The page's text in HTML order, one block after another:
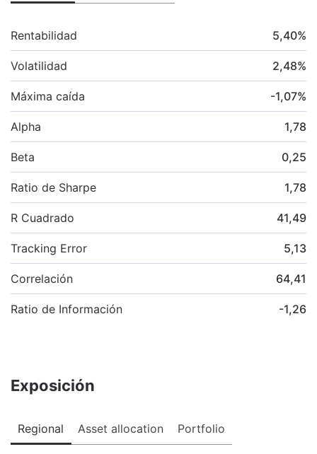
Rentabilidad 5,40%
Volatilidad 2,48%
Máxima caída -1,07%
Alpha 1,78
Beta 0,25
Ratio de Sharpe 1,78
R Cuadrado 41,49
Tracking Error 5,13
Correlación 64,41
Ratio de Información -1,26
Exposición
Regional Asset allocation Portfolio